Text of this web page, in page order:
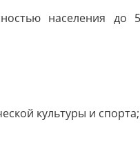
населения до
культуры и спорта;